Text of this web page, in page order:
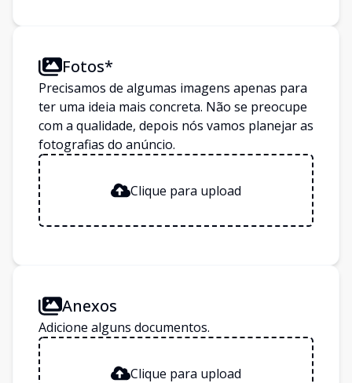
Fotos*
Precisamos de algumas imagens apenas para
ter uma ideia mais concreta. Não se preocupe
com a qualidade, depois nós vamos planejar as
fotografias do anúncio.
Clique para upload
Anexos
Adicione alguns documentos.
Clique para upload